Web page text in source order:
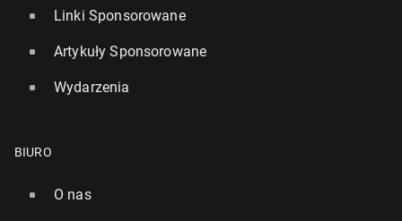
Linki Sponsorowane
Artykuły Sponsorowane
Wydarzenia
BIURO
O nas